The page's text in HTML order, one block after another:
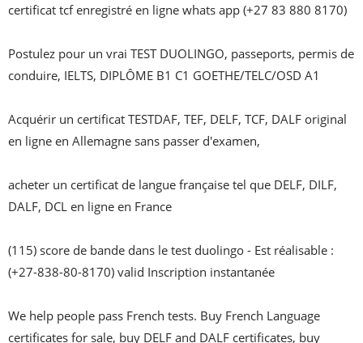
certificat tcf enregistré en ligne whats app (+27 83 880 8170)
Postulez pour un vrai TEST DUOLINGO, passeports, permis de
conduire, IELTS, DIPLÔME B1 C1 GOETHE/TELC/OSD A1
Acquérir un certificat TESTDAF, TEF, DELF, TCF, DALF original
en ligne en Allemagne sans passer d'examen,
acheter un certificat de langue française tel que DELF, DILF,
DALF, DCL en ligne en France
(115) score de bande dans le test duolingo - Est réalisable :
(+27-838-80-8170) valid Inscription instantanée
We help people pass French tests. Buy French Language
certificates for sale, buy DELF and DALF certificates, buy